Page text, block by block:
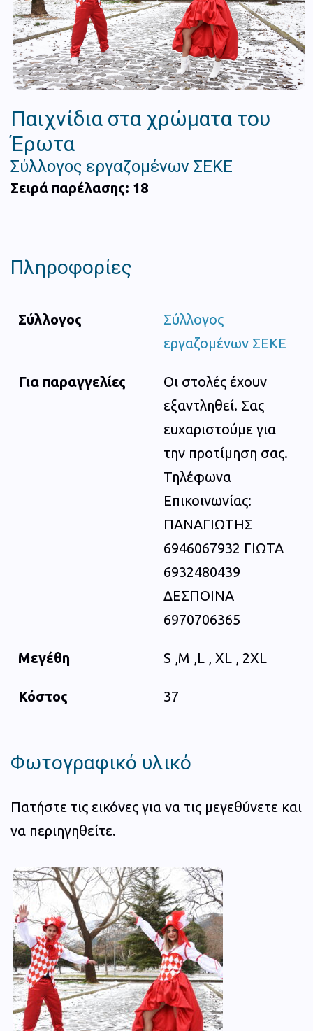
Παιχνίδια στα χρώματα του
Έρωτα
Σύλλογος εργαζομένων ΣΕΚΕ
Σειρά παρέλασης: 18
Πληροφορίες
Σύλλογος
Σύλλογος
εργαζομένων ΣΕΚΕ
Για παραγγελίες
Οι στολές έχουν
εξαντληθεί. Σας
ευχαριστούμε για
την προτίμηση σας.
Τηλέφωνα
Επικοινωνίας:
ΠΑΝΑΓΙΩΤΗΣ
6946067932 ΓΙΩΤΑ
6932480439
ΔΕΣΠΟΙΝΑ
6970706365
Μεγέθη S ,M ,L , XL , 2XL
Κόστος 37
Φωτογραφικό υλικό
Πατήστε τις εικόνες για να τις μεγεθύνετε και
να περιηγηθείτε.